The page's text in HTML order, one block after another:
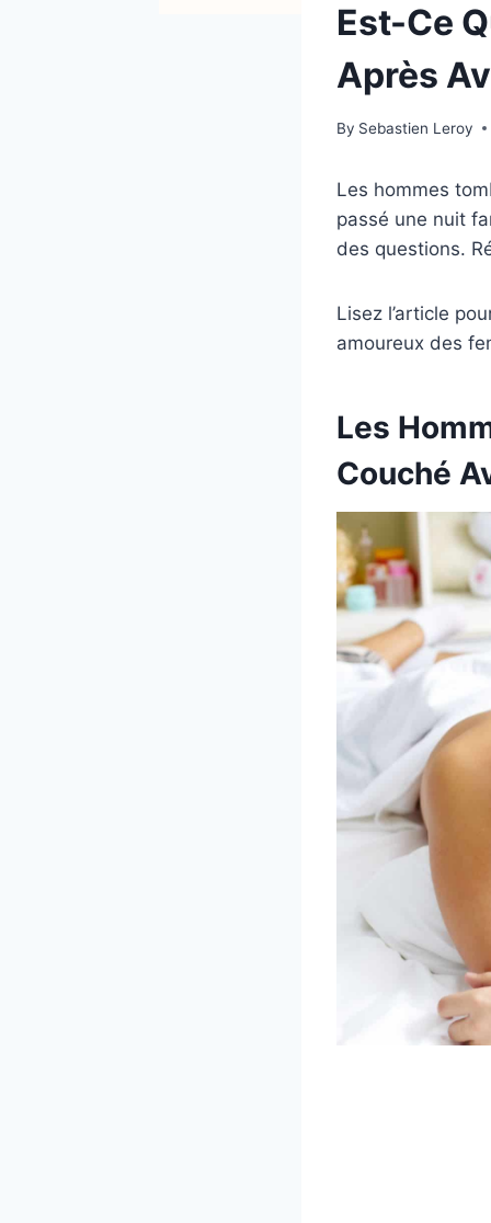
Est-Ce
Après
By Sebastien Leroy
Les hommes
passé une nuit
des questions.
Lisez l’article
amoureux des
Les
Couché